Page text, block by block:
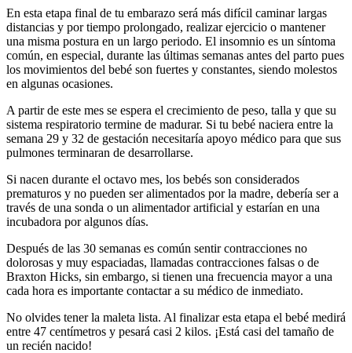
En esta etapa final de tu embarazo será más difícil caminar largas
distancias y por tiempo prolongado, realizar ejercicio o mantener
una misma postura en un largo periodo. El insomnio es un síntoma
común, en especial, durante las últimas semanas antes del parto pues
los movimientos del bebé son fuertes y constantes, siendo molestos
en algunas ocasiones.
A partir de este mes se espera el crecimiento de peso, talla y que su
sistema respiratorio termine de madurar. Si tu bebé naciera entre la
semana 29 y 32 de gestación necesitaría apoyo médico para que sus
pulmones terminaran de desarrollarse.
Si nacen durante el octavo mes, los bebés son considerados
prematuros y no pueden ser alimentados por la madre, debería ser a
través de una sonda o un alimentador artificial y estarían en una
incubadora por algunos días.
Después de las 30 semanas es común sentir contracciones no
dolorosas y muy espaciadas, llamadas contracciones falsas o de
Braxton Hicks, sin embargo, si tienen una frecuencia mayor a una
cada hora es importante contactar a su médico de inmediato.
No olvides tener la maleta lista. Al finalizar esta etapa el bebé medirá
entre 47 centímetros y pesará casi 2 kilos. ¡Está casi del tamaño de
un recién nacido!